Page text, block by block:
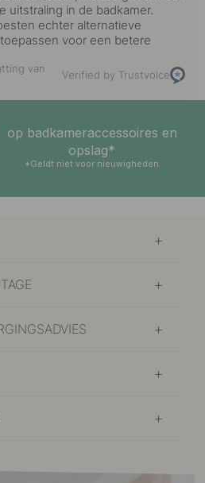
uitstraling in de badkamer.
echter alternatieve
voor een betere
van
Verified by Trustvoice
op badkameraccessoires en
opslag*
*Geldt niet voor nieuwigheden